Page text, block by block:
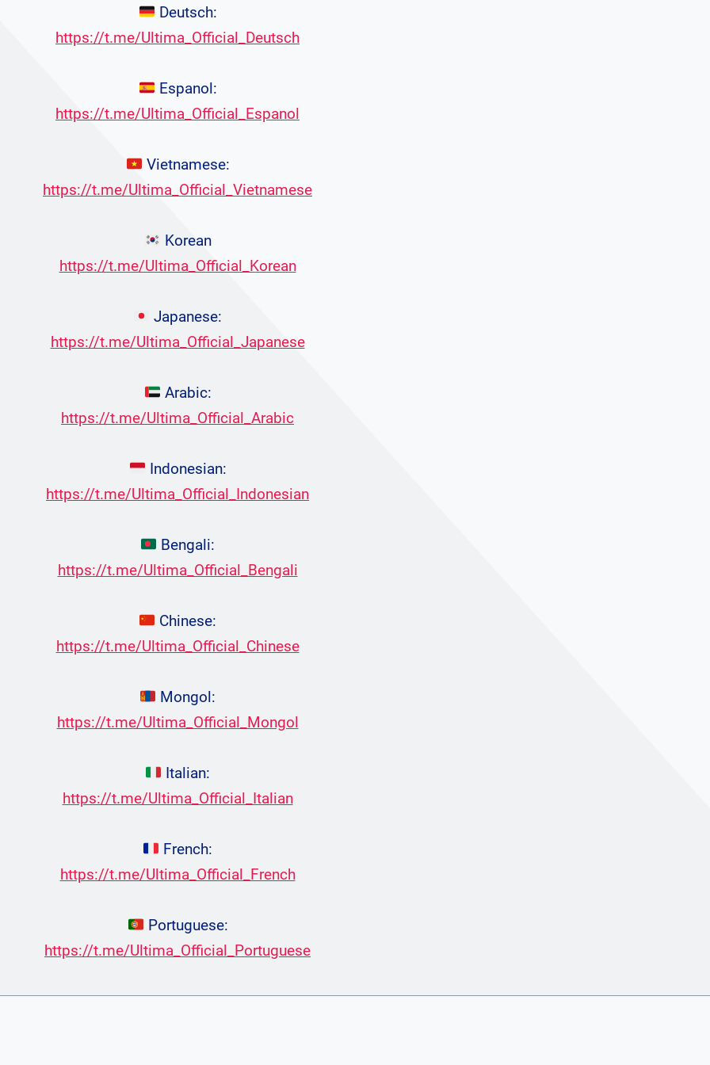
Deutsch:
https://t.me/Ultima_Official_Deutsch
Espanol:
https://t.me/Ultima_Official_Espanol
Vietnamese:
https://t.me/Ultima_Official_Vietnamese
Korean
https://t.me/Ultima_Official_Korean
Japanese:
https://t.me/Ultima_Official_Japanese
Arabic:
https://t.me/Ultima_Official_Arabic
Indonesian:
https://t.me/Ultima_Official_Indonesian
Bengali:
https://t.me/Ultima_Official_Bengali
Chinese:
https://t.me/Ultima_Official_Chinese
Mongol:
https://t.me/Ultima_Official_Mongol
Italian:
https://t.me/Ultima_Official_Italian
French:
https://t.me/Ultima_Official_French
Portuguese:
https://t.me/Ultima_Official_Portuguese